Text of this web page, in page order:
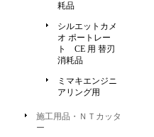
耗品
シルエットカメ
オ ポートレー
ト CE 用 替刃
消耗品
ミマキエンジニ
アリング用
施工用品・ＮＴカッタ
ー